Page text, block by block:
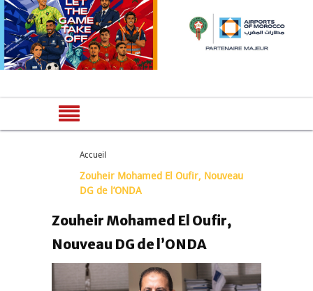
Accueil
Zouheir Mohamed El Oufir, Nouveau
DG de l’ONDA
Zouheir Mohamed El Oufir,
Nouveau DG de l’ONDA